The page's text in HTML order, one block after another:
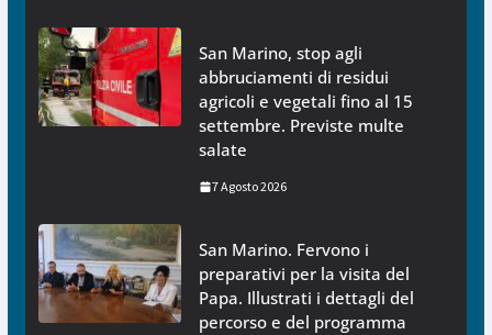
San Marino, stop agli
abbruciamenti di residui
agricoli e vegetali fino al 15
settembre. Previste multe
salate
7 Agosto 2026
San Marino. Fervono i
preparativi per la visita del
Papa. Illustrati i dettagli del
percorso e del programma